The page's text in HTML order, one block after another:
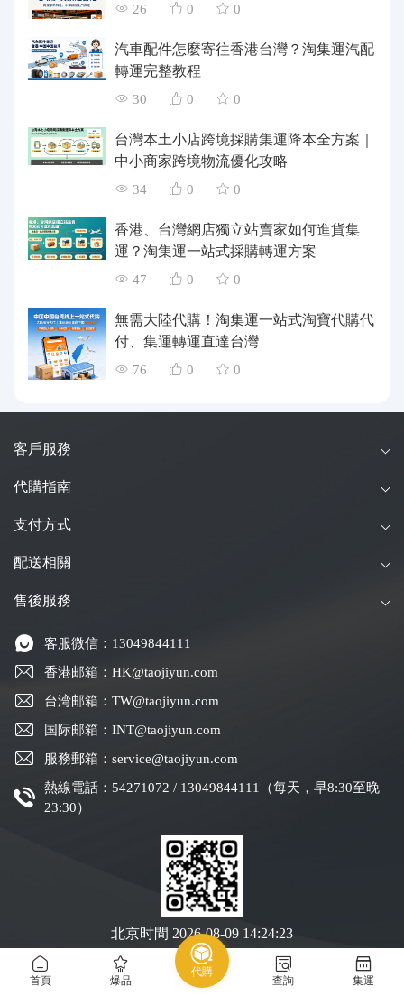
首頁 爆品
代購
查詢 集運
26 0 0
汽車配件怎麼寄往香港台灣？淘集運汽配
轉運完整教程
30 0 0
台灣本土小店跨境採購集運降本全方案｜
中小商家跨境物流優化攻略
34 0 0
香港、台灣網店獨立站賣家如何進貨集
運？淘集運一站式採購轉運方案
47 0 0
無需大陸代購！淘集運一站式淘寶代購代
付、集運轉運直達台灣
76 0 0
客戶服務
代購指南
支付方式
配送相關
售後服務
客服微信：13049844111
香港邮箱：HK@taojiyun.com
台湾邮箱：TW@taojiyun.com
国际邮箱：INT@taojiyun.com
服務郵箱：service@taojiyun.com
熱線電話：54271072 / 13049844111（每天，早8:30至晚
23:30）
北京时間 2026-08-09 14:24:24
Copyright © 2019-2025 深圳市跨進物流有限公司版權所有粵ICP備19088004號-1